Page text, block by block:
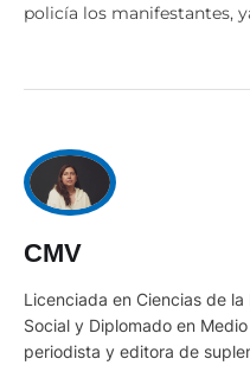
policía los manifestantes,
CMV
Licenciada en Ciencias de
Social y Diplomado en
periodista y editora de